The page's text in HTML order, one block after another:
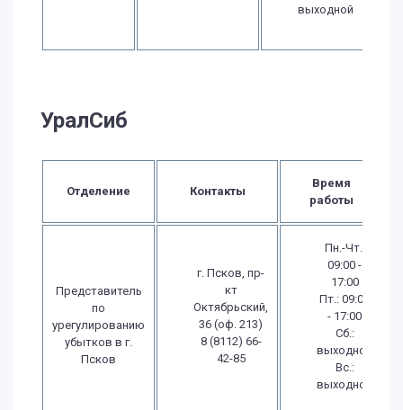
выходной
УралСиб
Отделение Контакты
Время
работы
Представитель
по
урегулированию
убытков в г.
Псков
г. Псков, пр-
кт
Октябрьский,
36 (оф. 213)
8 (8112) 66-
42-85
Пн.-Чт.:
09:00 -
17:00
Пт.: 09:00
- 17:00
Сб.:
выходной
Вс.:
выходной